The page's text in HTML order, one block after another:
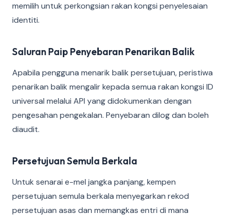
memilih untuk perkongsian rakan kongsi penyelesaian
identiti.
Saluran Paip Penyebaran Penarikan Balik
Apabila pengguna menarik balik persetujuan, peristiwa
penarikan balik mengalir kepada semua rakan kongsi ID
universal melalui API yang didokumenkan dengan
pengesahan pengekalan. Penyebaran dilog dan boleh
diaudit.
Persetujuan Semula Berkala
Untuk senarai e-mel jangka panjang, kempen
persetujuan semula berkala menyegarkan rekod
persetujuan asas dan memangkas entri di mana